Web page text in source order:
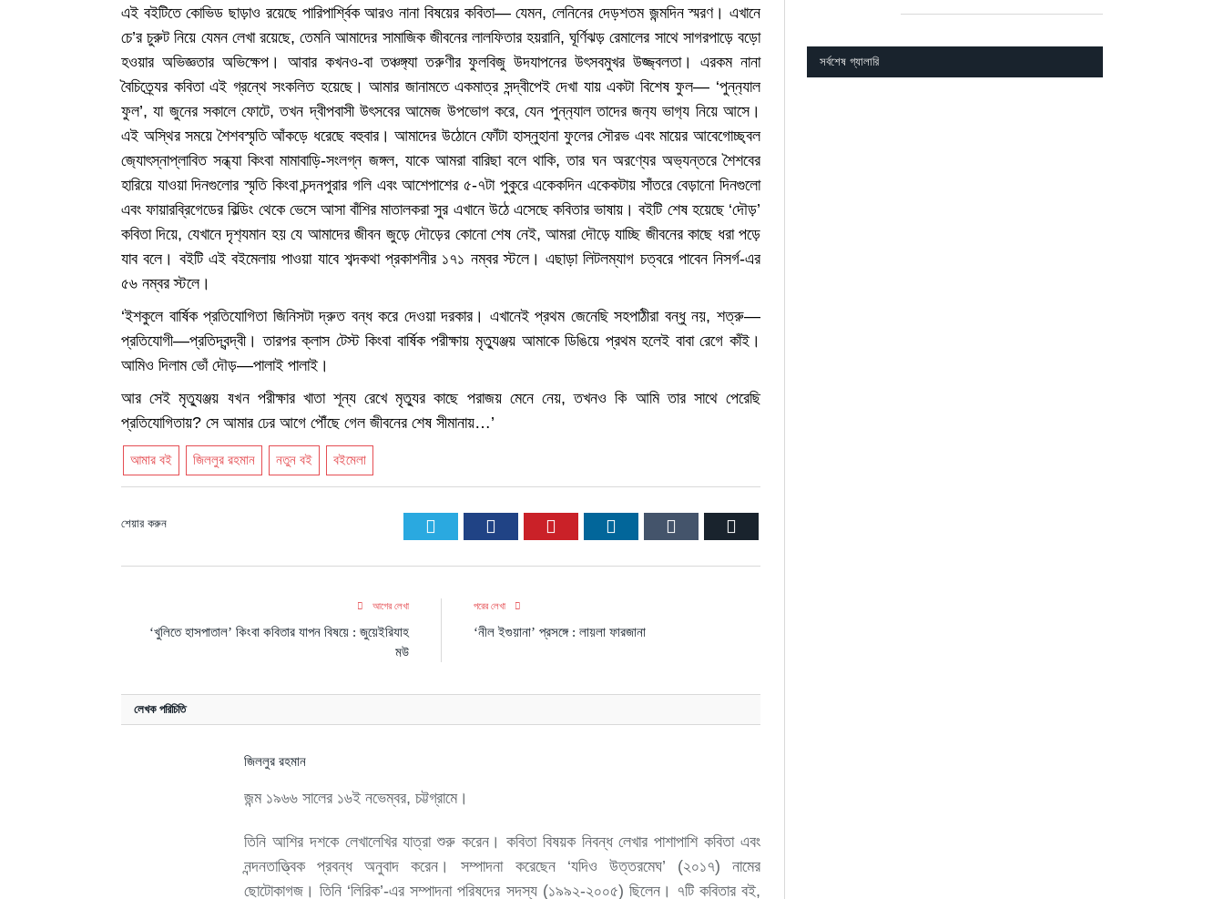
এই বইটিতে কোভিড ছাড়াও রয়েছে পারিপার্শ্বিক আরও নানা বিষয়ের কবিতা— যেমন, লেনিনের দেড়শতম জন্মদিন স্মরণ। এখানে
চে’র চুরুট নিয়ে যেমন লেখা রয়েছে, তেমনি আমাদের সামাজিক জীবনের লালফিতার হয়রানি, ঘূর্ণিঝড় রেমালের সাথে সাগরপাড়ে বড়ো
হওয়ার অভিজ্ঞতার অভিক্ষেপ। আবার কখনও-বা তঞ্চঙ্গ্যা তরুণীর ফুলবিজু উদযাপনের উৎসবমুখর উজ্জ্বলতা। এরকম নানা
বৈচিত্র্যের কবিতা এই গ্রন্থে সংকলিত হয়েছে। আমার জানামতে একমাত্র সন্দ্বীপেই দেখা যায় একটা বিশেষ ফুল— ‘পুন্ন‍্যাল
ফুল’, যা জুনের সকালে ফোটে, তখন দ্বীপবাসী উৎসবের আমেজ উপভোগ করে, যেন পুন্ন‍্যাল তাদের জন‍্য ভাগ‍্য নিয়ে আসে।
এই অস্থির সময়ে শৈশবস্মৃতি আঁকড়ে ধরেছে বহুবার। আমাদের উঠোনে ফোঁটা হাস্নুহানা ফুলের সৌরভ এবং মায়ের আবেগোচ্ছ্বল
জ‍্যোৎস্নাপ্লাবিত সন্ধ্যা কিংবা মামাবাড়ি-সংলগ্ন জঙ্গল, যাকে আমরা বারিছা বলে থাকি, তার ঘন অরণ্যের অভ‍্যন্তরে শৈশবের
হারিয়ে যাওয়া দিনগুলোর স্মৃতি কিংবা চন্দনপুরার গলি এবং আশেপাশের ৫-৭টা পুকুরে একেকদিন একেকটায় সাঁতরে বেড়ানো দিনগুলো
এবং ফায়ারব্রিগেডের বিল্ডিং থেকে ভেসে আসা বাঁশির মাতালকরা সুর এখানে উঠে এসেছে কবিতার ভাষায়। বইটি শেষ হয়েছে ‘দৌড়’
কবিতা দিয়ে, যেখানে দৃশ‍্যমান হয় যে আমাদের জীবন জুড়ে দৌড়ের কোনো শেষ নেই, আমরা দৌড়ে যাচ্ছি জীবনের কাছে ধরা পড়ে
যাব বলে। বইটি এই বইমেলায় পাওয়া যাবে শব্দকথা প্রকাশনীর ১৭১ নম্বর স্টলে। এছাড়া লিটলম্যাগ চত্বরে পাবেন নিসর্গ-এর
৫৬ নম্বর স্টলে।
‘ইশকুলে বার্ষিক প্রতিযোগিতা জিনিসটা দ্রুত বন্ধ করে দেওয়া দরকার। এখানেই প্রথম জেনেছি সহপাঠীরা বন্ধু নয়, শত্রু—
প্রতিযোগী—প্রতিদ্বন্দ্বী। তারপর ক্লাস টেস্ট কিংবা বার্ষিক পরীক্ষায় মৃত্যুঞ্জয় আমাকে ডিঙিয়ে প্রথম হলেই বাবা রেগে কাঁই।
আমিও দিলাম ভোঁ দৌড়—পালাই পালাই।
আর সেই মৃত্যুঞ্জয় যখন পরীক্ষার খাতা শূন্য রেখে মৃত্যুর কাছে পরাজয় মেনে নেয়, তখনও কি আমি তার সাথে পেরেছি
প্রতিযোগিতায়? সে আমার ঢের আগে পৌঁছে গেল জীবনের শেষ সীমানায়…’
আমার বই জিললুর রহমান নতুন বই বইমেলা
শেয়ার করুন Twitter Facebook Pinterest LinkedIn Tumblr
আগের লেখা
‘খুলিতে হাসপাতাল’ কিংবা কবিতার যাপন বিষয়ে : জুয়েইরিযাহ
মউ
পরের লেখা
‘নীল ইগুয়ানা’ প্রসঙ্গে : লায়লা ফারজানা
লেখক পরিচিতি
জিললুর রহমান
জন্ম ১৯৬৬ সালের ১৬ই নভেম্বর, চট্টগ্রামে।
তিনি আশির দশকে লেখালেখির যাত্রা শুরু করেন। কবিতা বিষয়ক নিবন্ধ লেখার পাশাপাশি কবিতা এবং
নন্দনতাত্ত্বিক প্রবন্ধ অনুবাদ করেন। সম্পাদনা করেছেন ‘যদিও উত্তরমেঘ’ (২০১৭) নামের
ছোটোকাগজ। তিনি ‘লিরিক’-এর সম্পাদনা পরিষদের সদস্য (১৯৯২-২০০৫) ছিলেন। ৭টি কবিতার বই,
সর্বশেষ গ্যালারি